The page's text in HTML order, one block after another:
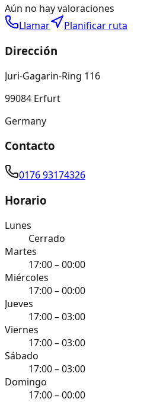
Aún no hay valoraciones
Llamar
Planificar ruta
Dirección
Juri-Gagarin-Ring 116
99084 Erfurt
Germany
Contacto
0176 93174326
Horario
Lunes
Cerrado
Martes
17:00 – 00:00
Miércoles
17:00 – 00:00
Jueves
17:00 – 03:00
Viernes
17:00 – 03:00
Sábado
17:00 – 03:00
Domingo
17:00 – 00:00